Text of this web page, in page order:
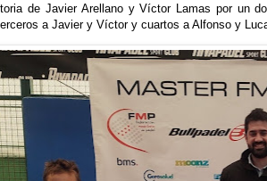
de Javier Arellano y Víctor Lamas por un
a Javier y Víctor y cuartos a Alfonso y